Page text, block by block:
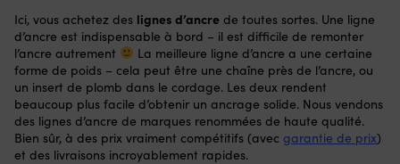
Ici, vous achetez des lignes d’ancre de toutes sortes. Une ligne
d’ancre est indispensable à bord – il est difficile de remonter
l’ancre autrement
La meilleure ligne d’ancre a une certaine
forme de poids – cela peut être une chaîne près de l’ancre, ou
un insert de plomb dans le cordage. Les deux rendent
beaucoup plus facile d’obtenir un ancrage solide. Nous vendons
des lignes d’ancre de marques renommées de haute qualité.
Bien sûr, à des prix vraiment compétitifs (avec garantie de prix)
et des livraisons incroyablement rapides.